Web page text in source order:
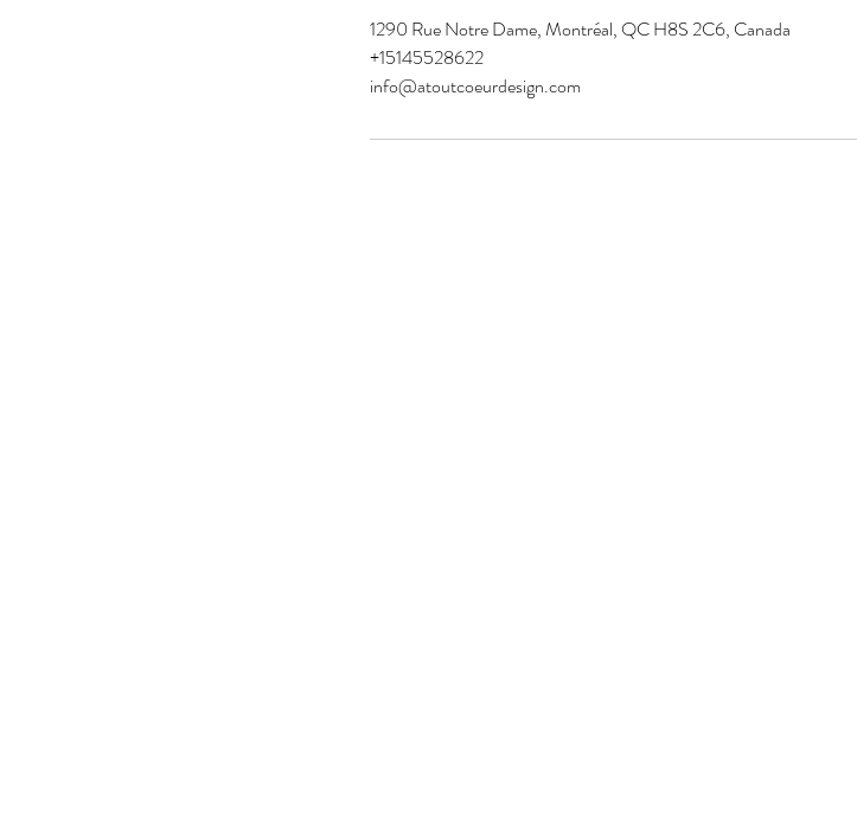
1290 Rue Notre Dame, Montréal, QC H8S 2C6, Canada
+15145528622
info@atoutcoeurdesign.com